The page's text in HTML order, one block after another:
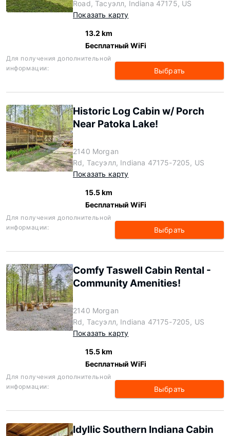
Road, Тасуэлл, Indiana 47175, US
Показать карту
13.2 km
Бесплатный WiFi
Для получения дополнительной
информации:
Выбрать
Historic Log Cabin w/ Porch
Near Patoka Lake!
2140 Morgan
Rd, Тасуэлл, Indiana 47175-7205, US
Показать карту
15.5 km
Бесплатный WiFi
Для получения дополнительной
информации:
Выбрать
Comfy Taswell Cabin Rental -
Community Amenities!
2140 Morgan
Rd, Тасуэлл, Indiana 47175-7205, US
Показать карту
15.5 km
Бесплатный WiFi
Для получения дополнительной
информации:
Выбрать
Idyllic Southern Indiana Cabin